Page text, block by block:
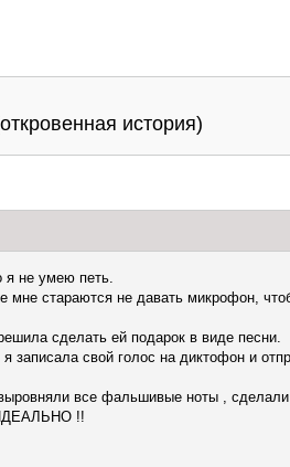
история)
я не умею петь.
мне стараются не давать микрофон,
сделать ей подарок в виде песни.
записала свой голос на диктофон и
все фальшивые ноты , сделали
!!